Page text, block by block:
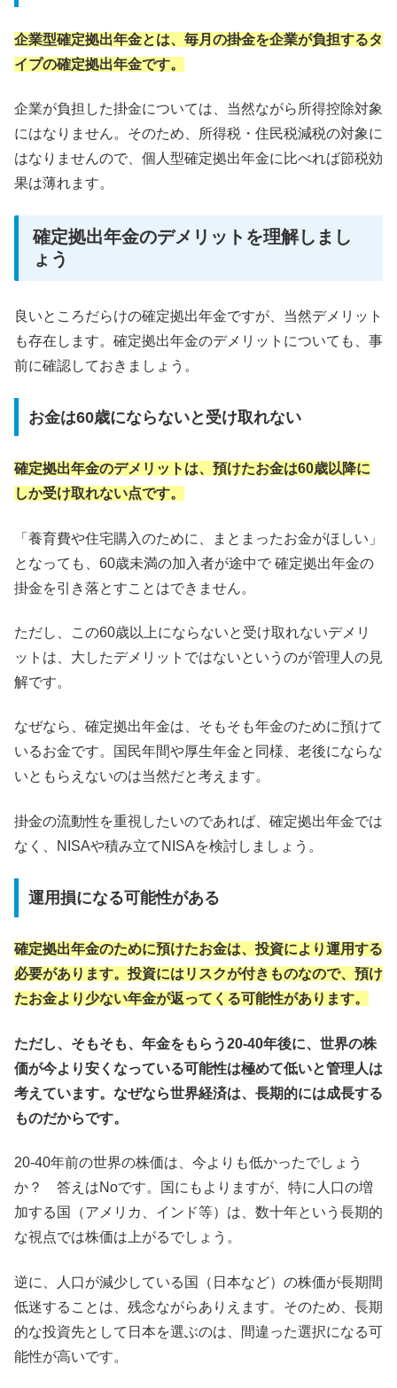
企業型確定拠出年金とは、毎月の掛金を企業が負担するタ
イプの確定拠出年金です。
企業が負担した掛金については、当然ながら所得控除対象
にはなりません。そのため、所得税・住民税減税の対象に
はなりませんので、個人型確定拠出年金に比べれば節税効
果は薄れます。
確定拠出年金のデメリットを理解しまし
ょう
良いところだらけの確定拠出年金ですが、当然デメリット
も存在します。確定拠出年金のデメリットについても、事
前に確認しておきましょう。
お金は60歳にならないと受け取れない
確定拠出年金のデメリットは、預けたお金は60歳以降に
しか受け取れない点です。
「養育費や住宅購入のために、まとまったお金がほしい」
となっても、60歳未満の加入者が途中で 確定拠出年金の
掛金を引き落とすことはできません。
ただし、この60歳以上にならないと受け取れないデメリ
ットは、大したデメリットではないというのが管理人の見
解です。
なぜなら、確定拠出年金は、そもそも年金のために預けて
いるお金です。国民年間や厚生年金と同様、老後にならな
いともらえないのは当然だと考えます。
掛金の流動性を重視したいのであれば、確定拠出年金では
なく、NISAや積み立てNISAを検討しましょう。
運用損になる可能性がある
確定拠出年金のために預けたお金は、投資により運用する
必要があります。投資にはリスクが付きものなので、預け
たお金より少ない年金が返ってくる可能性があります。
ただし、そもそも、年金をもらう20-40年後に、世界の株
価が今より安くなっている可能性は極めて低いと管理人は
考えています。なぜなら世界経済は、長期的には成長する
ものだからです。
20-40年前の世界の株価は、今よりも低かったでしょう
か？ 答えはNoです。国にもよりますが、特に人口の増
加する国（アメリカ、インド等）は、数十年という長期的
な視点では株価は上がるでしょう。
逆に、人口が減少している国（日本など）の株価が長期間
低迷することは、残念ながらありえます。そのため、長期
的な投資先として日本を選ぶのは、間違った選択になる可
能性が高いです。